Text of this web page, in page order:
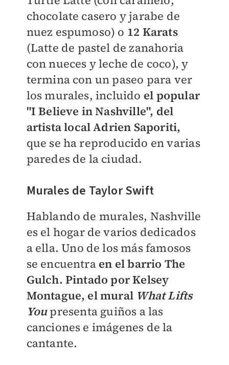
chocolate casero y jarabe de
nuez espumoso) o 12 Karats
(Latte de pastel de zanahoria
con nueces y leche de coco), y
termina con un paseo para ver
los murales, incluido el popular
"I Believe in Nashville", del
artista local Adrien Saporiti,
que se ha reproducido en varias
paredes de la ciudad.
Murales de Taylor Swift
Hablando de murales, Nashville
es el hogar de varios dedicados
a ella. Uno de los más famosos
se encuentra en el barrio The
Gulch. Pintado por Kelsey
Montague, el mural What Lifts
Youpresenta guiños a las
canciones e imágenes de la
cantante.